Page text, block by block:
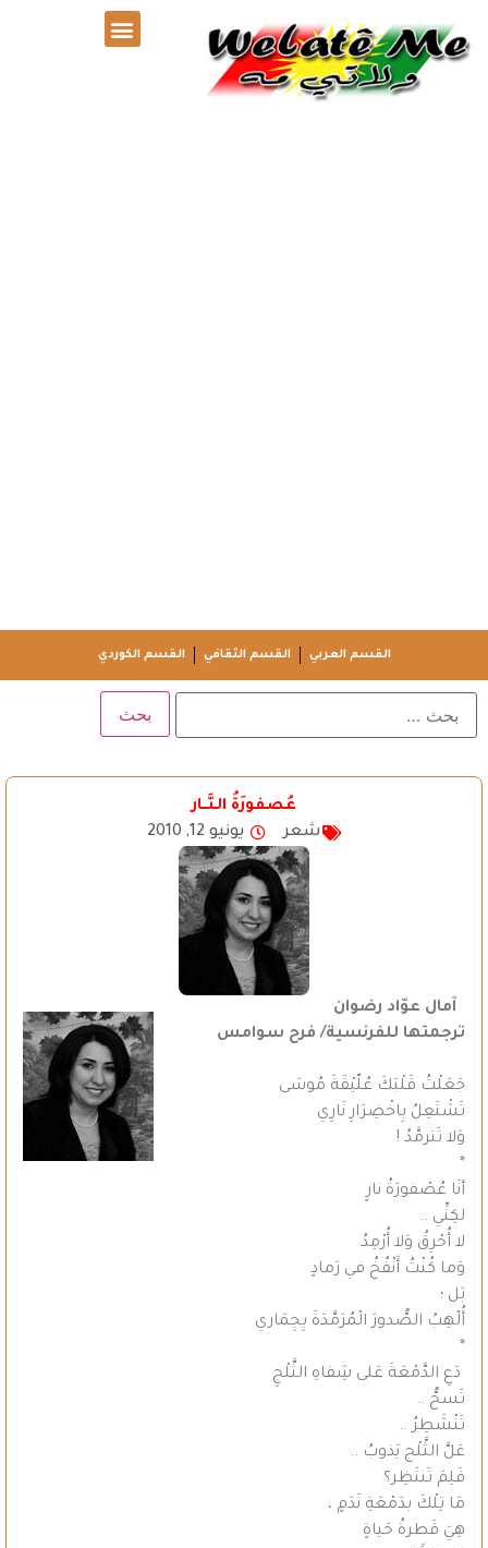
القسم العربي القسم الثقافي القسم الكوردي
عُصفورَةُ الـنَّــار
شعر
يونيو 12, 2010
آمال عوّاد رضوان
ترجمتها للفرنسية/ فرح سوامس
جَعَلْتُ قَلْبَكَ عُلّيْقَةَ مُوسَى
تَشْتَعِلُ بِاخْضِرَارِ نَارِي
وَلا تَترمَّدُ !
*
أنَا عُصْفورَةُ نارٍ
لكِنِّي ..
لا أُحْرِقُ وَلا أُرْمِدُ
وَما كُنْتُ أَنْفُخُ في رَمادٍ
بَل ؛
أُلْهِبُ الصُّدورَ الْمُرَمَّدَةَ بِجِمَاري
*
دَعِ الدَّمْعَةَ عَلى شِفاهِ الثَّلْجِ
تَسحُّ ..
تَنْشَطِرُ ..
عَلَّ الثَّلْج يَذوبُ ..
فَلِمَ تَنتَظِر؟
مَا تِلْكَ بدَمْعَةِ نَدَمٍ ،
هِيَ قَطرةُ حَياةٍ